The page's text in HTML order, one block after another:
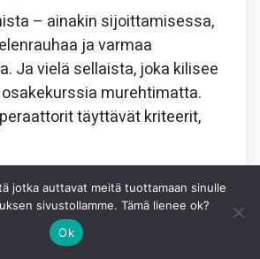
– ainakin sijoittamisessa,
ja varmaa
Ja vielä sellaista, joka kilisee
murehtimatta.
täyttävät kriteerit,
X WhatsApp
HEIKKI IKONEN
jotka auttavat meitä tuottamaan sinulle
sivustollamme. Tämä lienee ok?
Ok